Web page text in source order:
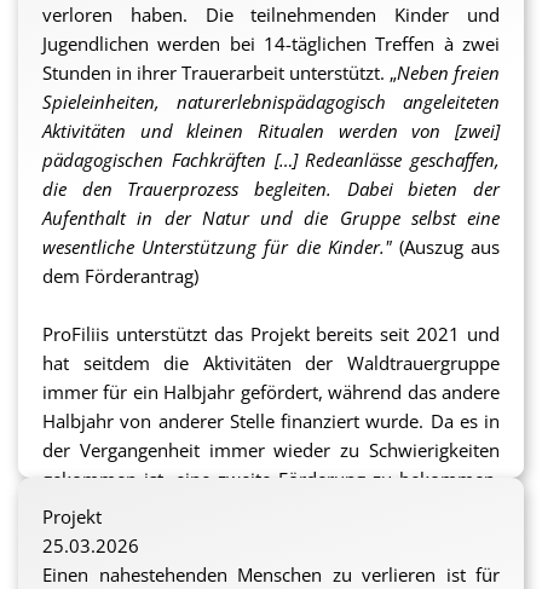
benötigten Mittel für ein Halbjahr zur Verfügung.
Mehr Informationen zum Projekt und zur Förderung
durch ProFiliis in den letzten Jahren findest duhier.
sh
verloren haben. Die teilnehmenden Kinder und
Jugendlichen werden bei 14-täglichen Treffen à zwei
Stunden in ihrer Trauerarbeit unterstützt. „Neben freien
Spieleinheiten, naturerlebnispädagogisch angeleiteten
Aktivitäten und kleinen Ritualen werden von [zwei]
pädagogischen Fachkräften […] Redeanlässe geschaffen,
die den Trauerprozess begleiten. Dabei bieten der
Aufenthalt in der Natur und die Gruppe selbst eine
wesentliche Unterstützung für die Kinder." (Auszug aus
dem Förderantrag)
ProFiliis unterstützt das Projekt bereits seit 2021 und
hat seitdem die Aktivitäten der Waldtrauergruppe
immer für ein Halbjahr gefördert, während das andere
Halbjahr von anderer Stelle finanziert wurde. Da es in
der Vergangenheit immer wieder zu Schwierigkeiten
gekommen ist, eine zweite Förderung zu bekommen,
hat sich Querwaldein in diesem Jahr entschieden, bei
ProFiliis die Mittelübernahme für ein gesamtes
Projektjahr zu beantragen.
Projekt
25.03.2026
Einen nahestehenden Menschen zu verlieren ist für